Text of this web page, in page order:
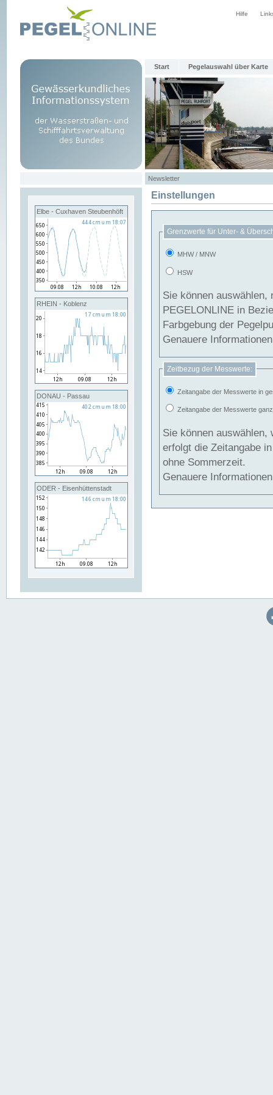
Hilfe
Start Pegelauswahl über Karte
Newsletter
Elbe - Cuxhaven Steubenhöft
RHEIN - Koblenz
DONAU - Passau
ODER - Eisenhüttenstadt
Einstellungen
Grenzwerte für Unter- &
MHW / MNW
HSW
Sie können
PEGELONLINE in Beziehung
Farbgebung der
Genauere
Zeitbezug der Messwerte:
Zeitangabe der Messwerte in
Zeitangabe der Messwerte
Sie können auswählen,
erfolgt die Zeitangabe
ohne Sommerzeit.
Genauere